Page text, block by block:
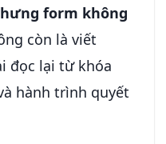
form không
còn là viết
đọc lại từ khóa
hành trình quyết